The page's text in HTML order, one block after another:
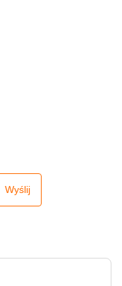
Wyślij